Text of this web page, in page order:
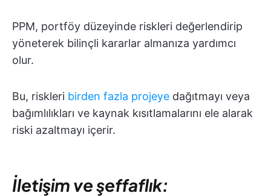
PPM, portföy düzeyinde riskleri değerlendirip
yöneterek bilinçli kararlar almanıza yardımcı
olur.
Bu, riskleri birden fazla projeye dağıtmayı veya
bağımlılıkları ve kaynak kısıtlamalarını ele alarak
riski azaltmayı içerir.
İletişim ve şeffaflık: